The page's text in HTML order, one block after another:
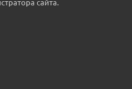
сайта.